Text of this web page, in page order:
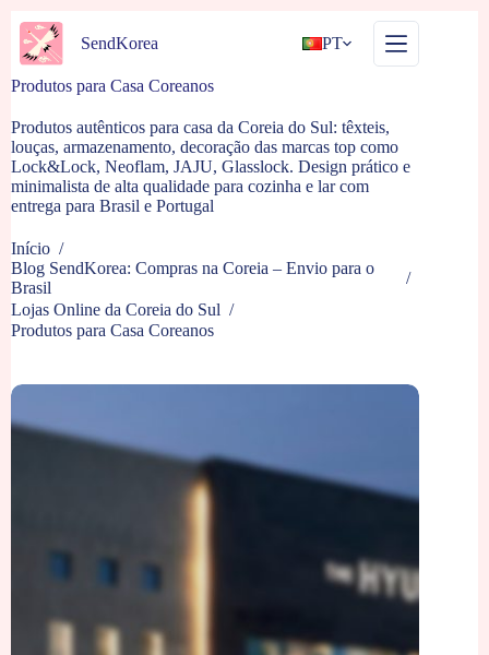
Pular
para
conteúdo
SendKorea PT
Produtos para Casa Coreanos
Produtos autênticos para casa da Coreia do Sul: têxteis,
louças, armazenamento, decoração das marcas top como
Lock&Lock, Neoflam, JAJU, Glasslock. Design prático e
minimalista de alta qualidade para cozinha e lar com
entrega para Brasil e Portugal
Início /
Blog SendKorea: Compras na Coreia – Envio para o
Brasil
/
Lojas Online da Coreia do Sul /
Produtos para Casa Coreanos